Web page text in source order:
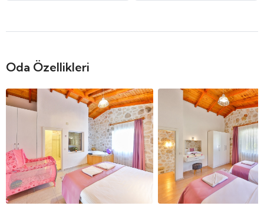
Oda Özellikleri